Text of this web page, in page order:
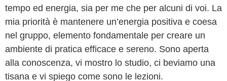
tempo ed energia, sia per me che per alcuni di voi. La
mia priorità è mantenere un’energia positiva e coesa
nel gruppo, elemento fondamentale per creare un
ambiente di pratica efficace e sereno. Sono aperta
alla conoscenza, vi mostro lo studio, ci beviamo una
tisana e vi spiego come sono le lezioni.